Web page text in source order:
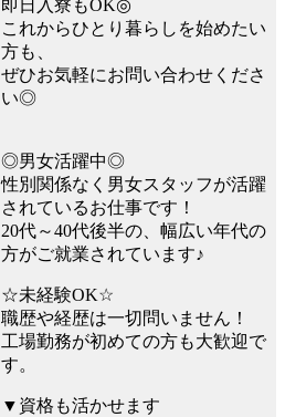
即日入寮もOK◎
これからひとり暮らしを始めたい
方も、
ぜひお気軽にお問い合わせくださ
い◎
◎男女活躍中◎
性別関係なく男女スタッフが活躍
されているお仕事です！
20代～40代後半の、幅広い年代の
方がご就業されています♪
☆未経験OK☆
職歴や経歴は一切問いません！
工場勤務が初めての方も大歓迎で
す。
▼資格も活かせます